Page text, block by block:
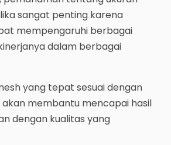
sangat penting karena
mempengaruhi berbagai
dalam berbagai
yang tepat sesuai dengan
membantu mencapai hasil
dengan kualitas yang